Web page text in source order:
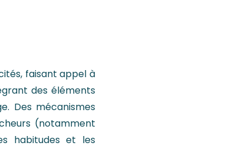
faisant appel à
des éléments
Des mécanismes
(notamment
habitudes et les